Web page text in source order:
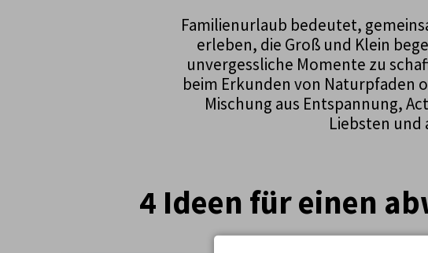
Familienurlaub bedeutet,
erleben, die Groß und Klein
unvergessliche Momente zu
beim Erkunden von Naturpfaden
Mischung aus Entspannung,
Liebsten und
4 Ideen für einen